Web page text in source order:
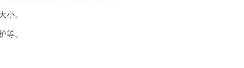
小。
等。